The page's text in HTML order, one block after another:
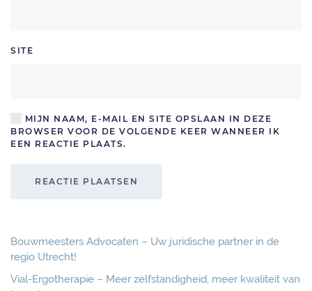
SITE
MIJN NAAM, E-MAIL EN SITE OPSLAAN IN DEZE
BROWSER VOOR DE VOLGENDE KEER WANNEER IK
EEN REACTIE PLAATS.
REACTIE PLAATSEN
Bouwmeesters Advocaten – Uw juridische partner in de
regio Utrecht!
Vial-Ergotherapie – Meer zelfstandigheid, meer kwaliteit van